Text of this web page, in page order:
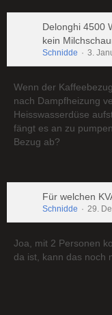
Delonghi 4500
kein
Schnidde 3.
Wenn der
nach Dampfheizung
Heisswasserdüse
fängt es an zu
Bezug ab?
Für welchen
Schnidde 29.
Joa, mit 2 Personen
da ist, kann das noch